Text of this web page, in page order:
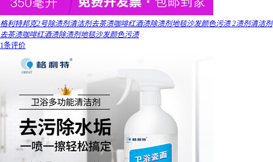
格利特邦克2号除渍剂清洁剂去茶渍咖啡红酒渍除渍剂地毯沙发颜色污渍 2渍剂清洁剂
去茶渍咖啡红酒渍除渍剂地毯沙发颜色污渍
1条评价